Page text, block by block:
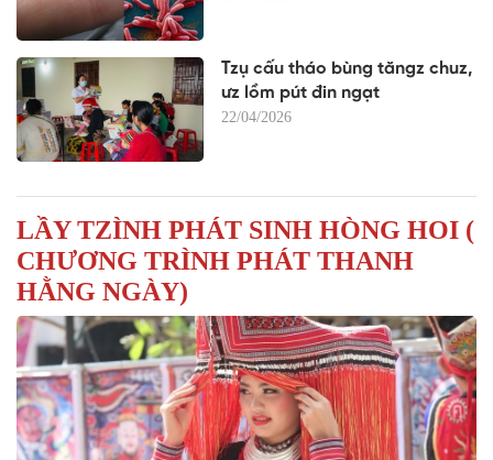
Tzụ cấu tháo bùng tăngz chuz,
ưz lồm pút đin ngạt
22/04/2026
LẦY TZÌNH PHÁT SINH HÒNG HOI (
CHƯƠNG TRÌNH PHÁT THANH
HẰNG NGÀY)